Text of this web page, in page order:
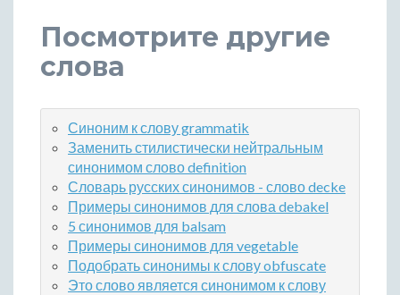
Посмотрите другие
слова
Синоним к слову grammatik
Заменить стилистически нейтральным
синонимом слово definition
Словарь русских синонимов - слово decke
Примеры синонимов для слова debakel
5 синонимов для balsam
Примеры синонимов для vegetable
Подобрать синонимы к слову obfuscate
Это слово является синонимом к слову